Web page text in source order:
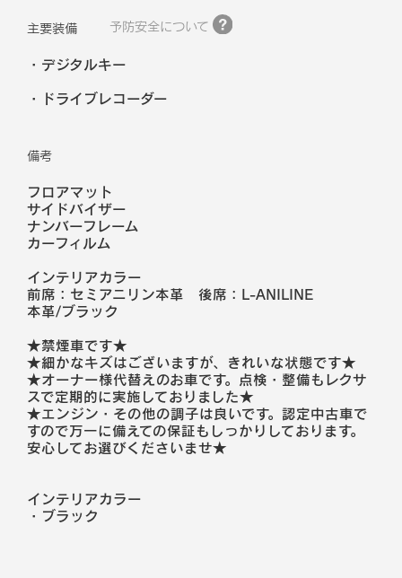
主要装備 予防安全について
デジタルキー
ドライブレコーダー
備考
フロアマット
サイドバイザー
ナンバーフレーム
カーフィルム
インテリアカラー
前席：セミアニリン本革 後席：L-ANILINE
本革/ブラック
★禁煙車です★
★細かなキズはございますが、きれいな状態です★
★オーナー様代替えのお車です。点検・整備もレクサ
スで定期的に実施しておりました★
★エンジン・その他の調子は良いです。認定中古車で
すので万一に備えての保証もしっかりしております。
安心してお選びくださいませ★
インテリアカラー
・ ブラック